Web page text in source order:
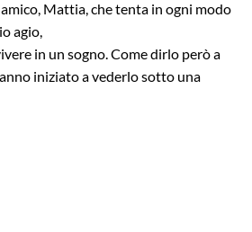
Mattia, che tenta in ogni modo
agio,
in un sogno. Come dirlo però a
iniziato a vederlo sotto una